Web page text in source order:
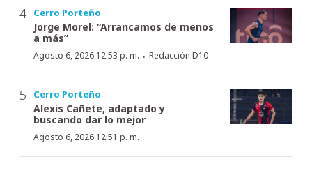
Cerro Porteño
Jorge Morel: “Arrancamos de menos
a más”
Agosto 6, 2026 12:53 p. m. · Redacción D10
Cerro Porteño
Alexis Cañete, adaptado y
buscando dar lo mejor
Agosto 6, 2026 12:51 p. m.